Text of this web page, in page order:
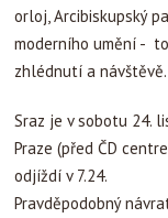
orloj, Arcibiskupský
moderního umění -
zhlédnutí a
Sraz je v sobotu 24.
Praze (před ČD
odjíždí v 7.24.
Pravděpodobný